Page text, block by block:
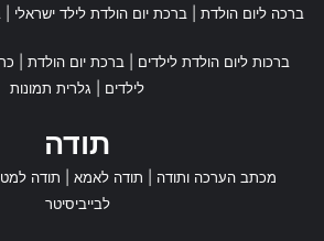
ברכה ליום הולדת |ברכת יום הולדת לילד ישראלי |
ברכות ליום הולדת לילדים |ברכת יום הולדת
לילדים
גלרית תמונות
תודה
מכתב הערכה ותודה תודה לאמא תודה
לבייביסיטר